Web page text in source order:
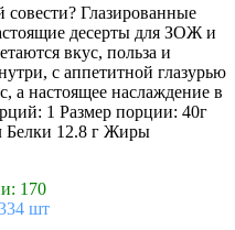
Глазированные
десерты для ЗОЖ и
вкус, польза и
с аппетитной глазурью
а настоящее наслаждение в
1 Размер порции: 40г
Белки 12.8 г Жиры
170
шт